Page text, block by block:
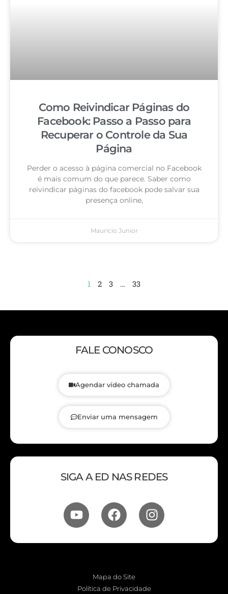
Como Reivindicar Páginas do
Facebook: Passo a Passo para
Recuperar o Controle da Sua
Página
Perder o acesso à página comercial no Facebook
é mais comum do que parece. Saber como
reivindicar páginas do facebook pode salvar sua
presença online,
Mauricio Junior
1 2 3 … 33
FALE CONOSCO
Agendar vídeo chamada
Enviar uma mensagem
SIGA A ED NAS REDES
Mapa do Site
Política de Privacidade